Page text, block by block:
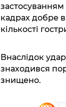
застосуванням
кадрах добре
кількості
Внаслідок
знаходився
знищено.